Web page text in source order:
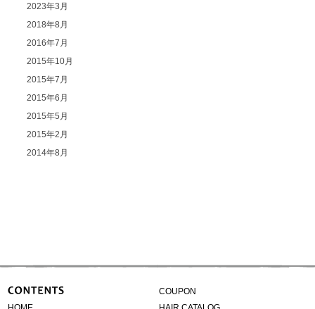
2023年3月
2018年8月
2016年7月
2015年10月
2015年7月
2015年6月
2015年5月
2015年2月
2014年8月
COUPON